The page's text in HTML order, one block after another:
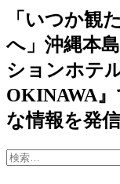
「いつか観
へ」沖縄本
ションホテ
OKINAWA
な情報を発
検